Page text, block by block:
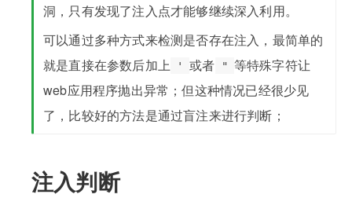
洞，只有发现了注入点才能够继续深入利用。
可以通过多种方式来检测是否存在注入，最简单的
就是直接在参数后加上
' 或者 "
等特殊字符让
web应用程序抛出异常；但这种情况已经很少见
了，比较好的方法是通过盲注来进行判断；
注入判断